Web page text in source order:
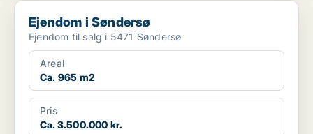
Ejendom i Søndersø
Ejendom i Søndersø
Ejendom til salg i 5471 Søndersø
Areal
Ca. 965 m2
Pris
Ca. 3.500.000 kr.